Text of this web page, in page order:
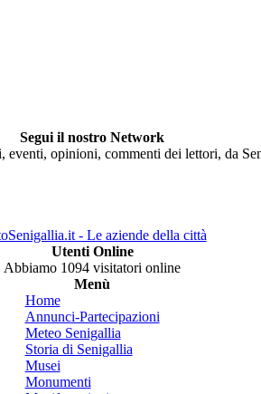
Segui il nostro Network
opinioni, commenti dei lettori, da
- Le aziende della città
Utenti Online
Abbiamo 1094 visitatori online
Menù
Home
Annunci-Partecipazioni
Meteo Senigallia
Storia di Senigallia
Musei
Monumenti